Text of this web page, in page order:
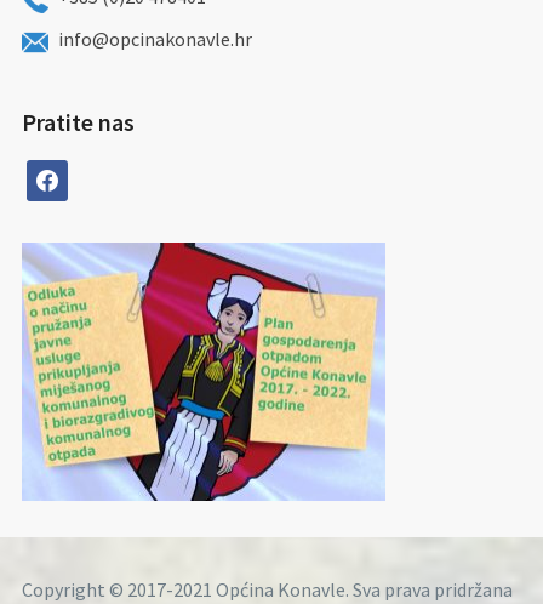
info@opcinakonavle.hr
Pratite nas
facebook
Copyright © 2017-2021 Općina Konavle. Sva prava pridržana